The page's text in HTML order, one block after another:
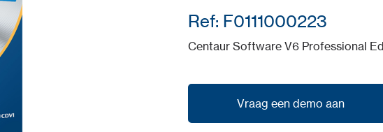
Ref: F0111000223
Centaur Software V6 Professional
Vraag een demo aan